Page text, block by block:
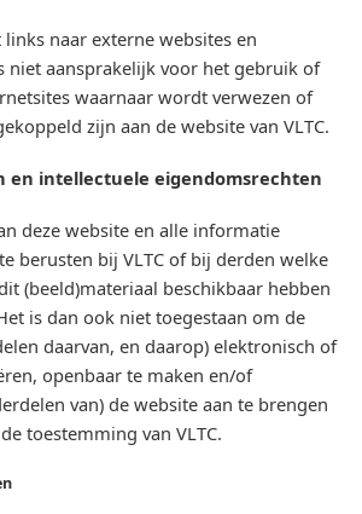
naar externe websites en
niet aansprakelijk voor het gebruik of
waarnaar wordt verwezen of
zijn aan de website van VLTC.
en intellectuele eigendomsrechten
deze website en alle informatie
berusten bij VLTC of bij derden welke
(beeld)materiaal beschikbaar hebben
is dan ook niet toegestaan om de
daarvan, en daarop) elektronisch of
openbaar te maken en/of
van) de website aan te brengen
toestemming van VLTC.